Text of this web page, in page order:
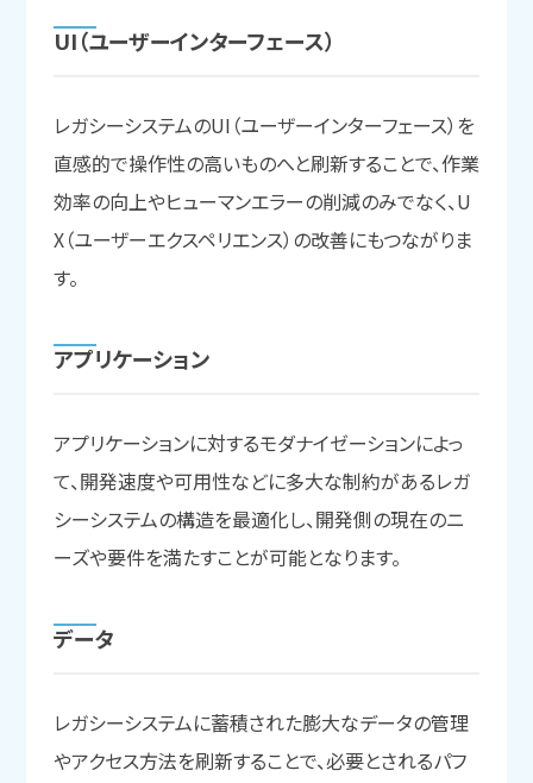
UI（ユーザーインターフェース）
レガシーシステムのUI（ユーザーインターフェース）を
直感的で操作性の高いものへと刷新することで、作業
効率の向上やヒューマンエラーの削減のみでなく、U
X（ユーザーエクスペリエンス）の改善にもつながりま
す。
アプリケーション
アプリケーションに対するモダナイゼーションによっ
て、開発速度や可用性などに多大な制約があるレガ
シーシステムの構造を最適化し、開発側の現在のニ
ーズや要件を満たすことが可能となります。
データ
レガシーシステムに蓄積された膨大なデータの管理
やアクセス方法を刷新することで、必要とされるパフ